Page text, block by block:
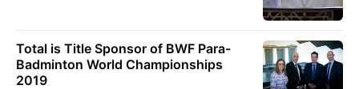
Total is Title Sponsor of BWF Para-
Badminton World Championships
2019